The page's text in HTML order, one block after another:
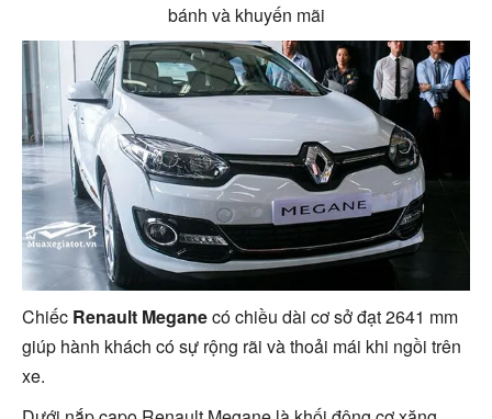
bánh và khuyến mãi
Chiếc Renault Meganecó chiều dài cơ sở đạt 2641 mm
giúp hành khách có sự rộng rãi và thoải mái khi ngồi trên
xe.